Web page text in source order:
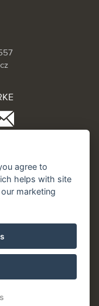
agree to
helps with site
marketing